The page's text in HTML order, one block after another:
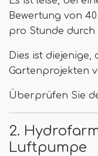
Bewertung von
pro Stunde durch
Dies ist
Gartenprojekten
Überprüfen Sie
2.
Luftpumpe